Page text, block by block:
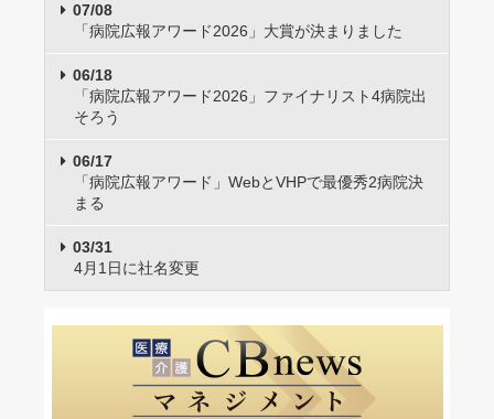
07/08
「病院広報アワード2026」大賞が決まりました
06/18
「病院広報アワード2026」ファイナリスト4病院出
そろう
06/17
「病院広報アワード」WebとVHPで最優秀2病院決
まる
03/31
4月1日に社名変更